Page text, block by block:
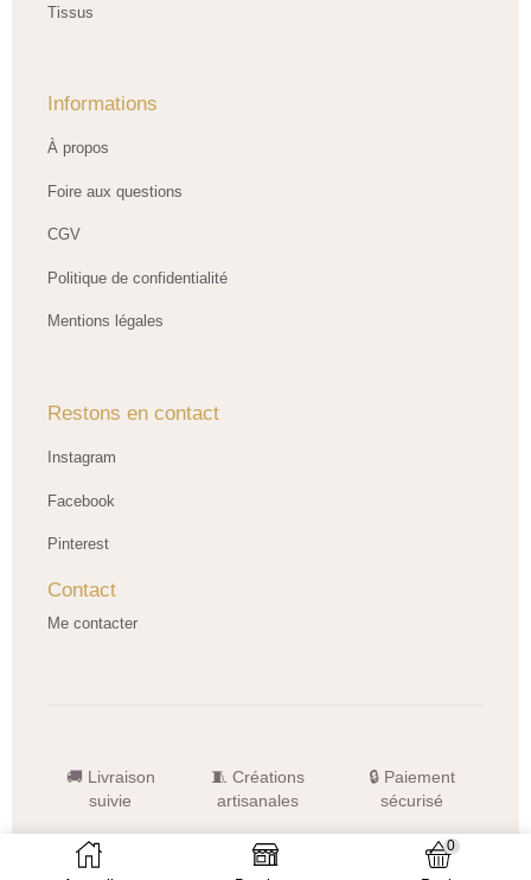
0
Tissus
Informations
À propos
Foire aux questions
CGV
Politique de confidentialité
Mentions légales
Restons en contact
Instagram
Facebook
Pinterest
Contact
Me contacter
🚚 Livraison
suivie
🧵 Créations
artisanales
🔒 Paiement
sécurisé
© 2026 LNHK Créations — Tous droits réservés